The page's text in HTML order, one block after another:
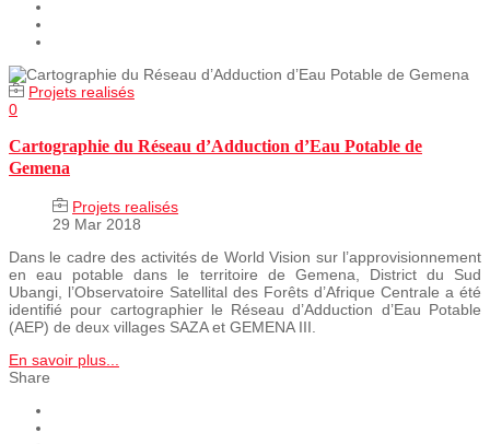
Projets realisés
0
Cartographie du Réseau d’Adduction d’Eau Potable de
Gemena
Projets realisés
29 Mar 2018
Dans le cadre des activités de World Vision sur l’approvisionnement
en eau potable dans le territoire de Gemena, District du Sud
Ubangi, l’Observatoire Satellital des Forêts d’Afrique Centrale a été
identifié pour cartographier le Réseau d’Adduction d’Eau Potable
(AEP) de deux villages SAZA et GEMENA III.
En savoir plus...
Share